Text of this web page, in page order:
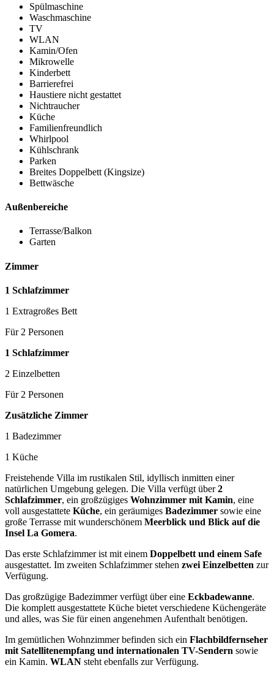
Spülmaschine
Waschmaschine
TV
WLAN
Kamin/Ofen
Mikrowelle
Kinderbett
Barrierefrei
Haustiere nicht gestattet
Nichtraucher
Küche
Familienfreundlich
Whirlpool
Kühlschrank
Parken
Breites Doppelbett (Kingsize)
Bettwäsche
Außenbereiche
Terrasse/Balkon
Garten
Zimmer
1 Schlafzimmer
1 Extragroßes Bett
Für 2 Personen
1 Schlafzimmer
2 Einzelbetten
Für 2 Personen
Zusätzliche Zimmer
1 Badezimmer
1 Küche
Freistehende Villa im rustikalen Stil, idyllisch inmitten einer
natürlichen Umgebung gelegen. Die Villa verfügt über2
Schlafzimmer, ein großzügiges Wohnzimmer mit Kamin, eine
voll ausgestattete Küche, ein geräumiges Badezimmer sowie eine
große Terrasse mit wunderschönem Meerblick und Blick auf die
Insel La Gomera.
Das erste Schlafzimmer ist mit einem Doppelbett und einem Safe
ausgestattet. Im zweiten Schlafzimmer stehen zwei Einzelbetten zur
Verfügung.
Das großzügige Badezimmer verfügt über eine Eckbadewanne.
Die komplett ausgestattete Küche bietet verschiedene Küchengeräte
und alles, was Sie für einen angenehmen Aufenthalt benötigen.
Im gemütlichen Wohnzimmer befinden sich ein Flachbildfernseher
mit Satellitenempfang und internationalen TV-Sendern sowie
ein Kamin. WLAN steht ebenfalls zur Verfügung.